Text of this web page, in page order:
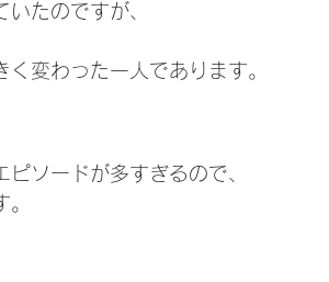
たのですが、
変わった一人であります。
ソードが多すぎるので、